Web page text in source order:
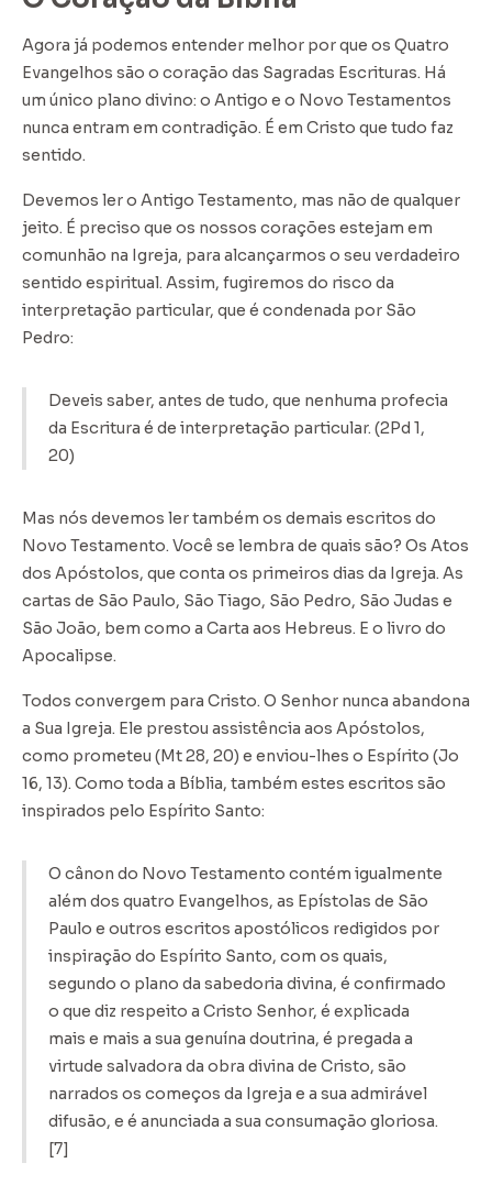
Agora já podemos entender melhor por que os Quatro
Evangelhos são o coração das Sagradas Escrituras. Há
um único plano divino: o Antigo e o Novo Testamentos
nunca entram em contradição. É em Cristo que tudo faz
sentido.
Devemos ler o Antigo Testamento, mas não de qualquer
jeito. É preciso que os nossos corações estejam em
comunhão na Igreja, para alcançarmos o seu verdadeiro
sentido espiritual. Assim, fugiremos do risco da
interpretação particular, que é condenada por São
Pedro:
Deveis saber, antes de tudo, que nenhuma profecia
da Escritura é de interpretação particular. (2Pd 1,
20)
Mas nós devemos ler também os demais escritos do
Novo Testamento. Você se lembra de quais são? Os Atos
dos Apóstolos, que conta os primeiros dias da Igreja. As
cartas de São Paulo, São Tiago, São Pedro, São Judas e
São João, bem como a Carta aos Hebreus. E o livro do
Apocalipse.
Todos convergem para Cristo. O Senhor nunca abandona
a Sua Igreja. Ele prestou assistência aos Apóstolos,
como prometeu (Mt 28, 20) e enviou-lhes o Espírito (Jo
16, 13). Como toda a Bíblia, também estes escritos são
inspirados pelo Espírito Santo:
O cânon do Novo Testamento contém igualmente
além dos quatro Evangelhos, as Epístolas de São
Paulo e outros escritos apostólicos redigidos por
inspiração do Espírito Santo, com os quais,
segundo o plano da sabedoria divina, é confirmado
o que diz respeito a Cristo Senhor, é explicada
mais e mais a sua genuína doutrina, é pregada a
virtude salvadora da obra divina de Cristo, são
narrados os começos da Igreja e a sua admirável
difusão, e é anunciada a sua consumação gloriosa.
[7]